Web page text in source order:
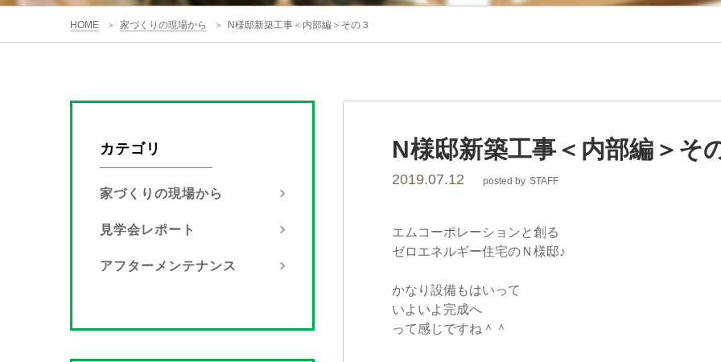
シ
ョ
ン
HOME > 家づくりの現場から > N様邸新築工事＜内部編＞その３
N様邸新築工事＜内部編＞そ
2019.07.12 posted by STAFF
エムコーポレーションと創る
ゼロエネルギー住宅のＮ様邸♪
かなり設備もはいって
いよいよ完成へ
って感じですね＾＾
カテゴリ
家づくりの現場から
見学会レポート
アフターメンテナンス